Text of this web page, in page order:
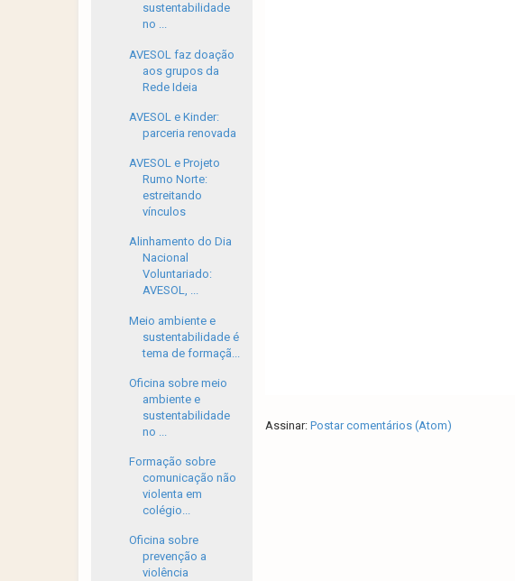
Assinar: Postar comentários (Atom)
sustentabilidade
no ...
AVESOL faz doação
aos grupos da
Rede Ideia
AVESOL e Kinder:
parceria renovada
AVESOL e Projeto
Rumo Norte:
estreitando
vínculos
Alinhamento do Dia
Nacional
Voluntariado:
AVESOL, ...
Meio ambiente e
sustentabilidade é
tema de formaçã...
Oficina sobre meio
ambiente e
sustentabilidade
no ...
Formação sobre
comunicação não
violenta em
colégio...
Oficina sobre
prevenção a
violência